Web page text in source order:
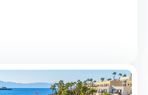
Turları